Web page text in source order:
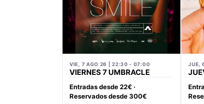
VIE, 7 AGO 26 | 22:30 - 07:00
VIERNES 7 UMBRACLE
Entradas desde 22€ ·
Reservados desde 300€
JUE,